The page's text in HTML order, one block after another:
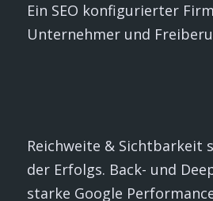
Ein SEO konfigurierter
Unternehmer und
Reichweite & Sichtbarkeit
der Erfolgs. Back- und
starke Google